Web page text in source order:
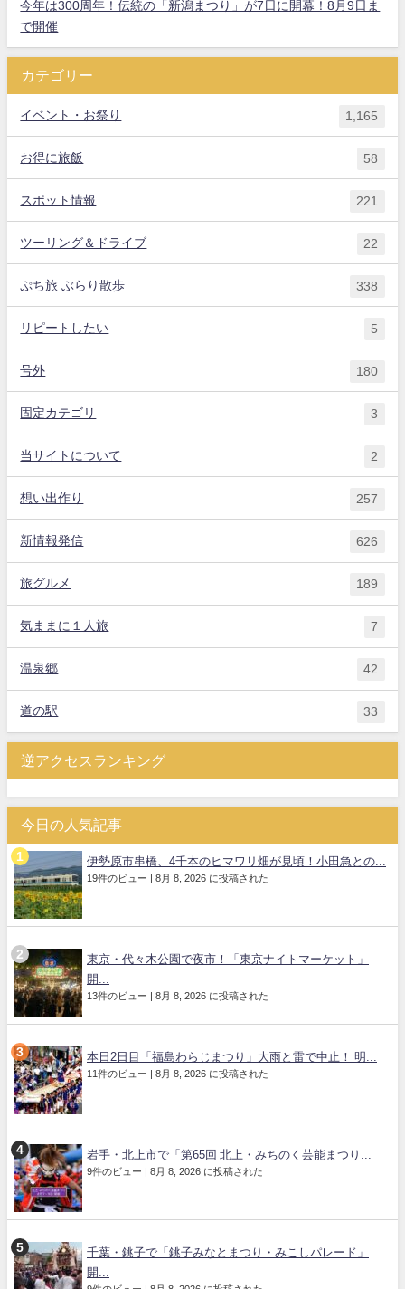
今年は300周年！伝統の「新潟まつり」が7日に開幕！8月9日ま
で開催
カテゴリー
イベント・お祭り 1,165
お得に旅飯 58
スポット情報 221
ツーリング＆ドライブ 22
ぷち旅 ぶらり散歩 338
リピートしたい 5
号外 180
固定カテゴリ 3
当サイトについて 2
想い出作り 257
新情報発信 626
旅グルメ 189
気ままに１人旅 7
温泉郷 42
道の駅 33
逆アクセスランキング
今日の人気記事
伊勢原市串橋、4千本のヒマワリ畑が見頃！小田急との...
19件のビュー | 8月 8, 2026 に投稿された
東京・代々木公園で夜市！「東京ナイトマーケット」
開...
13件のビュー | 8月 8, 2026 に投稿された
本日2日目「福島わらじまつり」大雨と雷で中止！ 明...
11件のビュー | 8月 8, 2026 に投稿された
岩手・北上市で「第65回 北上・みちのく芸能まつり...
9件のビュー | 8月 8, 2026 に投稿された
千葉・銚子で「銚子みなとまつり・みこしパレード」
開...